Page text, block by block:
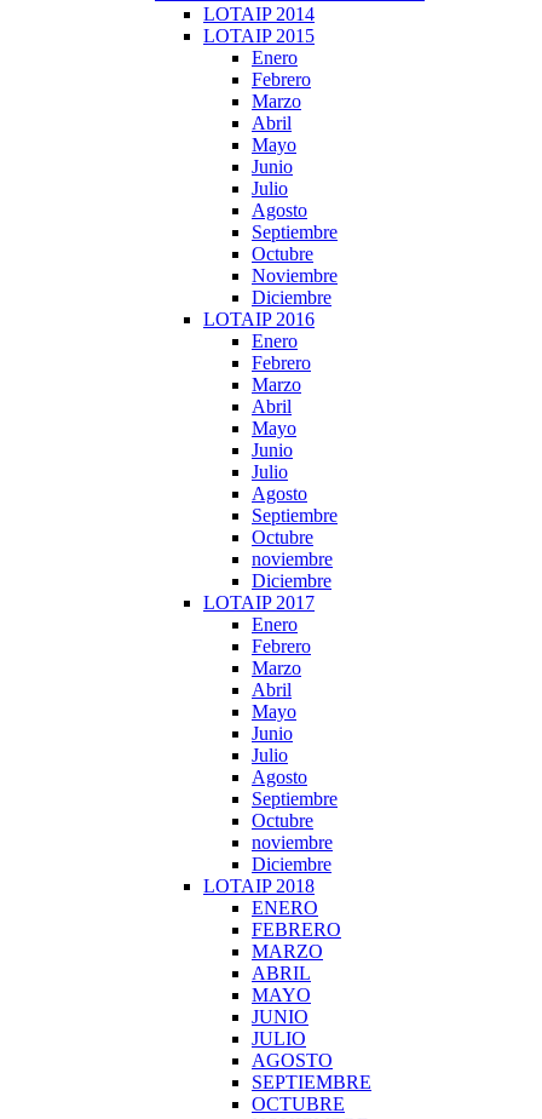
LOTAIP 2014
LOTAIP 2015
Enero
Febrero
Marzo
Abril
Mayo
Junio
Julio
Agosto
Septiembre
Octubre
Noviembre
Diciembre
LOTAIP 2016
Enero
Febrero
Marzo
Abril
Mayo
Junio
Julio
Agosto
Septiembre
Octubre
noviembre
Diciembre
LOTAIP 2017
Enero
Febrero
Marzo
Abril
Mayo
Junio
Julio
Agosto
Septiembre
Octubre
noviembre
Diciembre
LOTAIP 2018
ENERO
FEBRERO
MARZO
ABRIL
MAYO
JUNIO
JULIO
AGOSTO
SEPTIEMBRE
OCTUBRE